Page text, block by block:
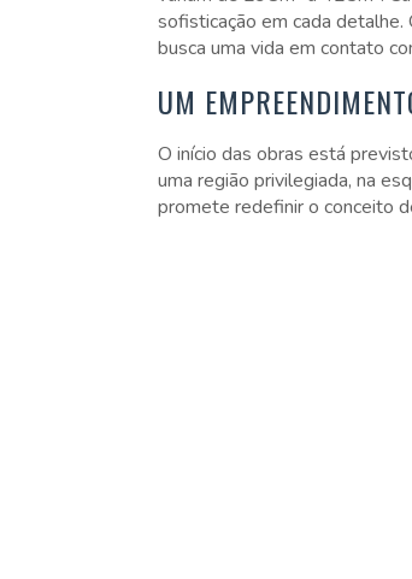
sofisticação em cada
busca uma vida em contato
UM
O início das obras está
uma região privilegiada, na
promete redefinir o conceito